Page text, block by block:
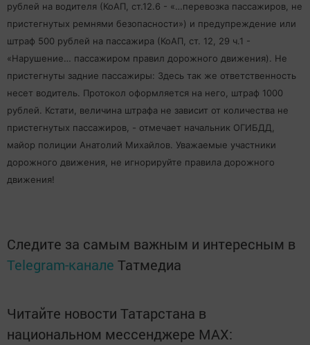
рублей на водителя (КоАП, ст.12.6 - «…перевозка пассажиров, не
пристегнутых ремнями безопасности») и предупреждение или
штраф 500 рублей на пассажира (КоАП, ст. 12, 29 ч.1 -
«Нарушение… пассажиром правил дорожного движения). Не
пристегнуты задние пассажиры: Здесь так же ответственность
несет водитель. Протокол оформляется на него, штраф 1000
рублей. Кстати, величина штрафа не зависит от количества не
пристегнутых пассажиров, - отмечает начальник ОГИБДД,
майор полиции Анатолий Михайлов. Уважаемые участники
дорожного движения, не игнорируйте правила дорожного
движения!
Следите за самым важным и интересным в
Telegram-канале Татмедиа
Читайте новости Татарстана в
национальном мессенджере MАХ: